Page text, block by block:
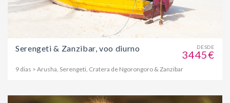
DESDE
3445€
Serengeti & Zanzibar, voo diurno
9 dias > Arusha, Serengeti, Cratera de Ngorongoro & Zanzibar